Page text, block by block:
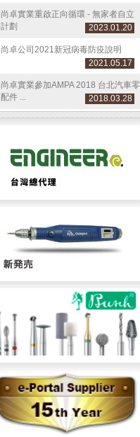
尚卓實業重啟正向循環 - 無家者自立
計劃
2023.01.20
尚卓公司2021新冠病毒防疫說明
2021.05.17
尚卓實業參加AMPA 2018 台北汽車零
配件 ...
2018.03.28